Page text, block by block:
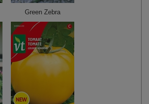
Green Zebra